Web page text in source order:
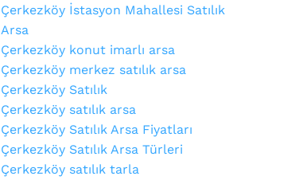
Çerkezköy İstasyon Mahallesi Satılık
Arsa
Çerkezköy konut imarlı arsa
Çerkezköy merkez satılık arsa
Çerkezköy Satılık
Çerkezköy satılık arsa
Çerkezköy Satılık Arsa Fiyatları
Çerkezköy Satılık Arsa Türleri
Çerkezköy satılık tarla